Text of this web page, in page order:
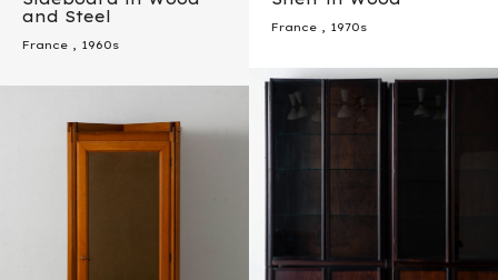
and Steel
France 1960s
France 1970s